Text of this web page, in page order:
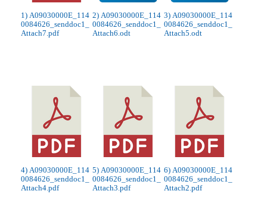
1) A09030000E_114
0084626_senddoc1_
Attach7.pdf
2) A09030000E_114
0084626_senddoc1_
Attach6.odt
3) A09030000E_114
0084626_senddoc1_
Attach5.odt
4) A09030000E_114
0084626_senddoc1_
Attach4.pdf
5) A09030000E_114
0084626_senddoc1_
Attach3.pdf
6) A09030000E_114
0084626_senddoc1_
Attach2.pdf